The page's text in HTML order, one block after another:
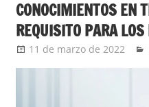
CONOCIMIENTOS EN
REQUISITO PARA
11 de marzo de 2022